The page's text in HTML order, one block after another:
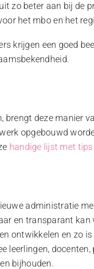
zo beter aan bij de
het mbo en het
krijgen een goed
brengt deze manier
opgebouwd
handige lijst met tips
administratie
en transparant kan
ontwikkelen en zo
leerlingen,
bijhouden.